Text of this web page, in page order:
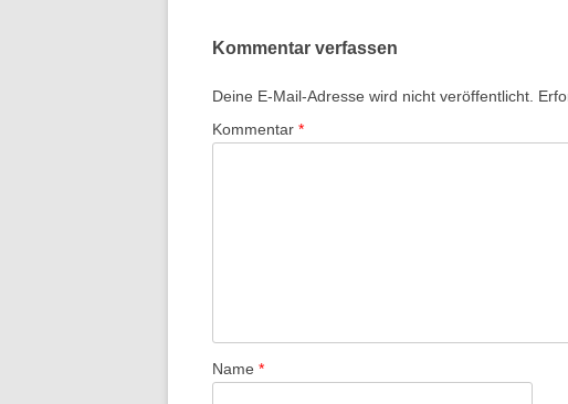
Kommentar verfassen
Deine E-Mail-Adresse wird nicht veröffentlicht.
Kommentar *
Name *